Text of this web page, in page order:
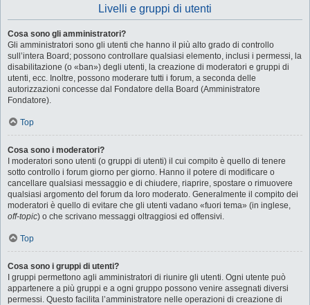
Livelli e gruppi di utenti
Cosa sono gli amministratori?
Gli amministratori sono gli utenti che hanno il più alto grado di controllo
sull’intera Board; possono controllare qualsiasi elemento, inclusi i permessi, la
disabilitazione (o «ban») degli utenti, la creazione di moderatori e gruppi di
utenti, ecc. Inoltre, possono moderare tutti i forum, a seconda delle
autorizzazioni concesse dal Fondatore della Board (Amministratore
Fondatore).
Top
Cosa sono i moderatori?
I moderatori sono utenti (o gruppi di utenti) il cui compito è quello di tenere
sotto controllo i forum giorno per giorno. Hanno il potere di modificare o
cancellare qualsiasi messaggio e di chiudere, riaprire, spostare o rimuovere
qualsiasi argomento del forum da loro moderato. Generalmente il compito dei
moderatori è quello di evitare che gli utenti vadano «fuori tema» (in inglese,
off-topic) o che scrivano messaggi oltraggiosi ed offensivi.
Top
Cosa sono i gruppi di utenti?
I gruppi permettono agli amministratori di riunire gli utenti. Ogni utente può
appartenere a più gruppi e a ogni gruppo possono venire assegnati diversi
permessi. Questo facilita l’amministratore nelle operazioni di creazione di